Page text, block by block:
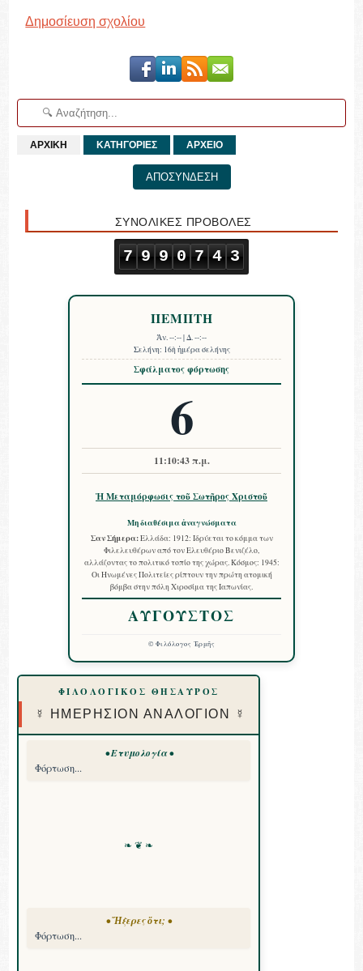
Δημοσίευση σχολίου
ΑΡΧΙΚΗ ΚΑΤΗΓΟΡΙΕΣ ΑΡΧΕΙΟ
ΑΠΟΣΥΝΔΕΣΗ
ΣΥΝΟΛΙΚΕΣ ΠΡΟΒΟΛΕΣ
7 9 9 0 7 4 3
ΠΕΜΠΤΗ
Ἀν.--:--| Δ.--:--
Σελήνη: 16ὴ ἡμέρα σελήνης
Σφάλματος φόρτωσης
6
11:10:44 π.μ.
Ἡ Μεταμόρφωσις τοῦ Σωτῆρος Χριστοῦ
Μη διαθέσιμα ἀναγνώσματα
Σαν Σήμερα:Ελλάδα: 1912: Ιδρύεται το κόμμα των
Φιλελευθέρων από τον Ελευθέριο Βενιζέλο,
αλλάζοντας το πολιτικό τοπίο της χώρας. Κόσμος: 1945:
Οι Ηνωμένες Πολιτείες ρίπτουν την πρώτη ατομική
βόμβα στην πόλη Χιροσίμα της Ιαπωνίας.
ΑΥΓΟΥΣΤΟΣ
© Φιλόλογος Ἑρμῆς
ΦΙΛΟΛΟΓΙΚΟΣ ΘΗΣΑΥΡΟΣ
☿ ΗΜΕΡΗΣΙΟΝ ΑΝΑΛΟΓΙΟΝ ☿
• Ετυμολογία •
Φόρτωση...
❧ ❦ ❧
• Ἤξερες ὅτι; •
Φόρτωση...